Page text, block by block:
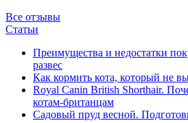
Все отзывы
Статьи
Преимущества и недостатки
развес
Как кормить кота, который не
Royal Canin British Shorthair.
котам-британцам
Садовый пруд весной.